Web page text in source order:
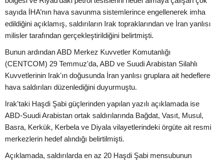
sayıda İHA’nın hava savunma sistemlerince engellenerek imha
edildiğini açıklamış, saldırıların Irak topraklarından ve İran yanlısı
milisler tarafından gerçekleştirildiğini belirtmişti.
Bunun ardından ABD Merkez Kuvvetler Komutanlığı
(CENTCOM) 29 Temmuz'da, ABD ve Suudi Arabistan Silahlı
Kuvvetlerinin Irak'ın doğusunda İran yanlısı gruplara ait hedeflere
hava saldırıları düzenlediğini duyurmuştu.
Irak'taki Haşdi Şabi güçlerinden yapılan yazılı açıklamada ise
ABD-Suudi Arabistan ortak saldırılarında Bağdat, Vasıt, Musul,
Basra, Kerkük, Kerbela ve Diyala vilayetlerindeki örgüte ait resmi
merkezlerin hedef alındığı belirtilmişti.
Açıklamada, saldırılarda en az 20 Haşdi Şabi mensubunun